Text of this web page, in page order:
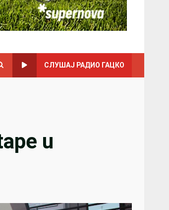
СЛУШАЈ РАДИО ГАЦКО
u